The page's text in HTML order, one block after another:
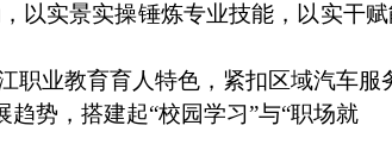
以实景实操锤炼专业技能，以实干
职业教育育人特色，紧扣区域汽车服
势，搭建起“校园学习”与“职场就